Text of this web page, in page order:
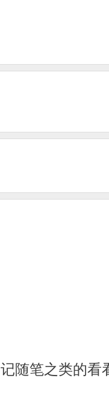
随笔之类的看